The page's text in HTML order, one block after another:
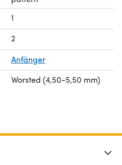
1
2
Anfänger
Worsted (4,50-5,50 mm)